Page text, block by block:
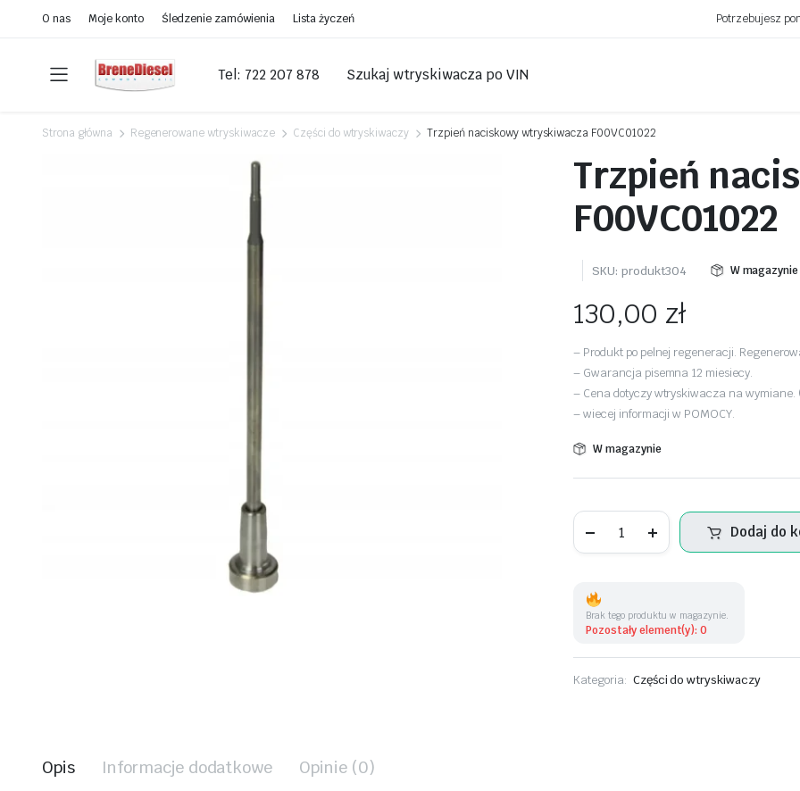
O nas Moje konto Śledzenie zamówienia Lista życzeń Potrzebujesz
Tel: 722 207 878 Szukaj wtryskiwacza po VIN
Strona główna Regenerowane wtryskiwacze Części do wtryskiwaczy Trzpień naciskowy wtryskiwacza F00VC01022
Trzpień
F00VC01022
SKU: produkt304 W magazynie
130,00 zł
– Produkt po pelnej regeneracji.
– Gwarancja pisemna 12 miesiecy.
– Cena dotyczy wtryskiwacza na
– wiecej informacji w POMOCY.
W magazynie
naciskowy
wtryskiwacza
Dodaj do
Brak tego produktu w magazynie.
Pozostały element(y): 0
Kategoria: Części do wtryskiwaczy
Opis Informacje dodatkowe Opinie (0)